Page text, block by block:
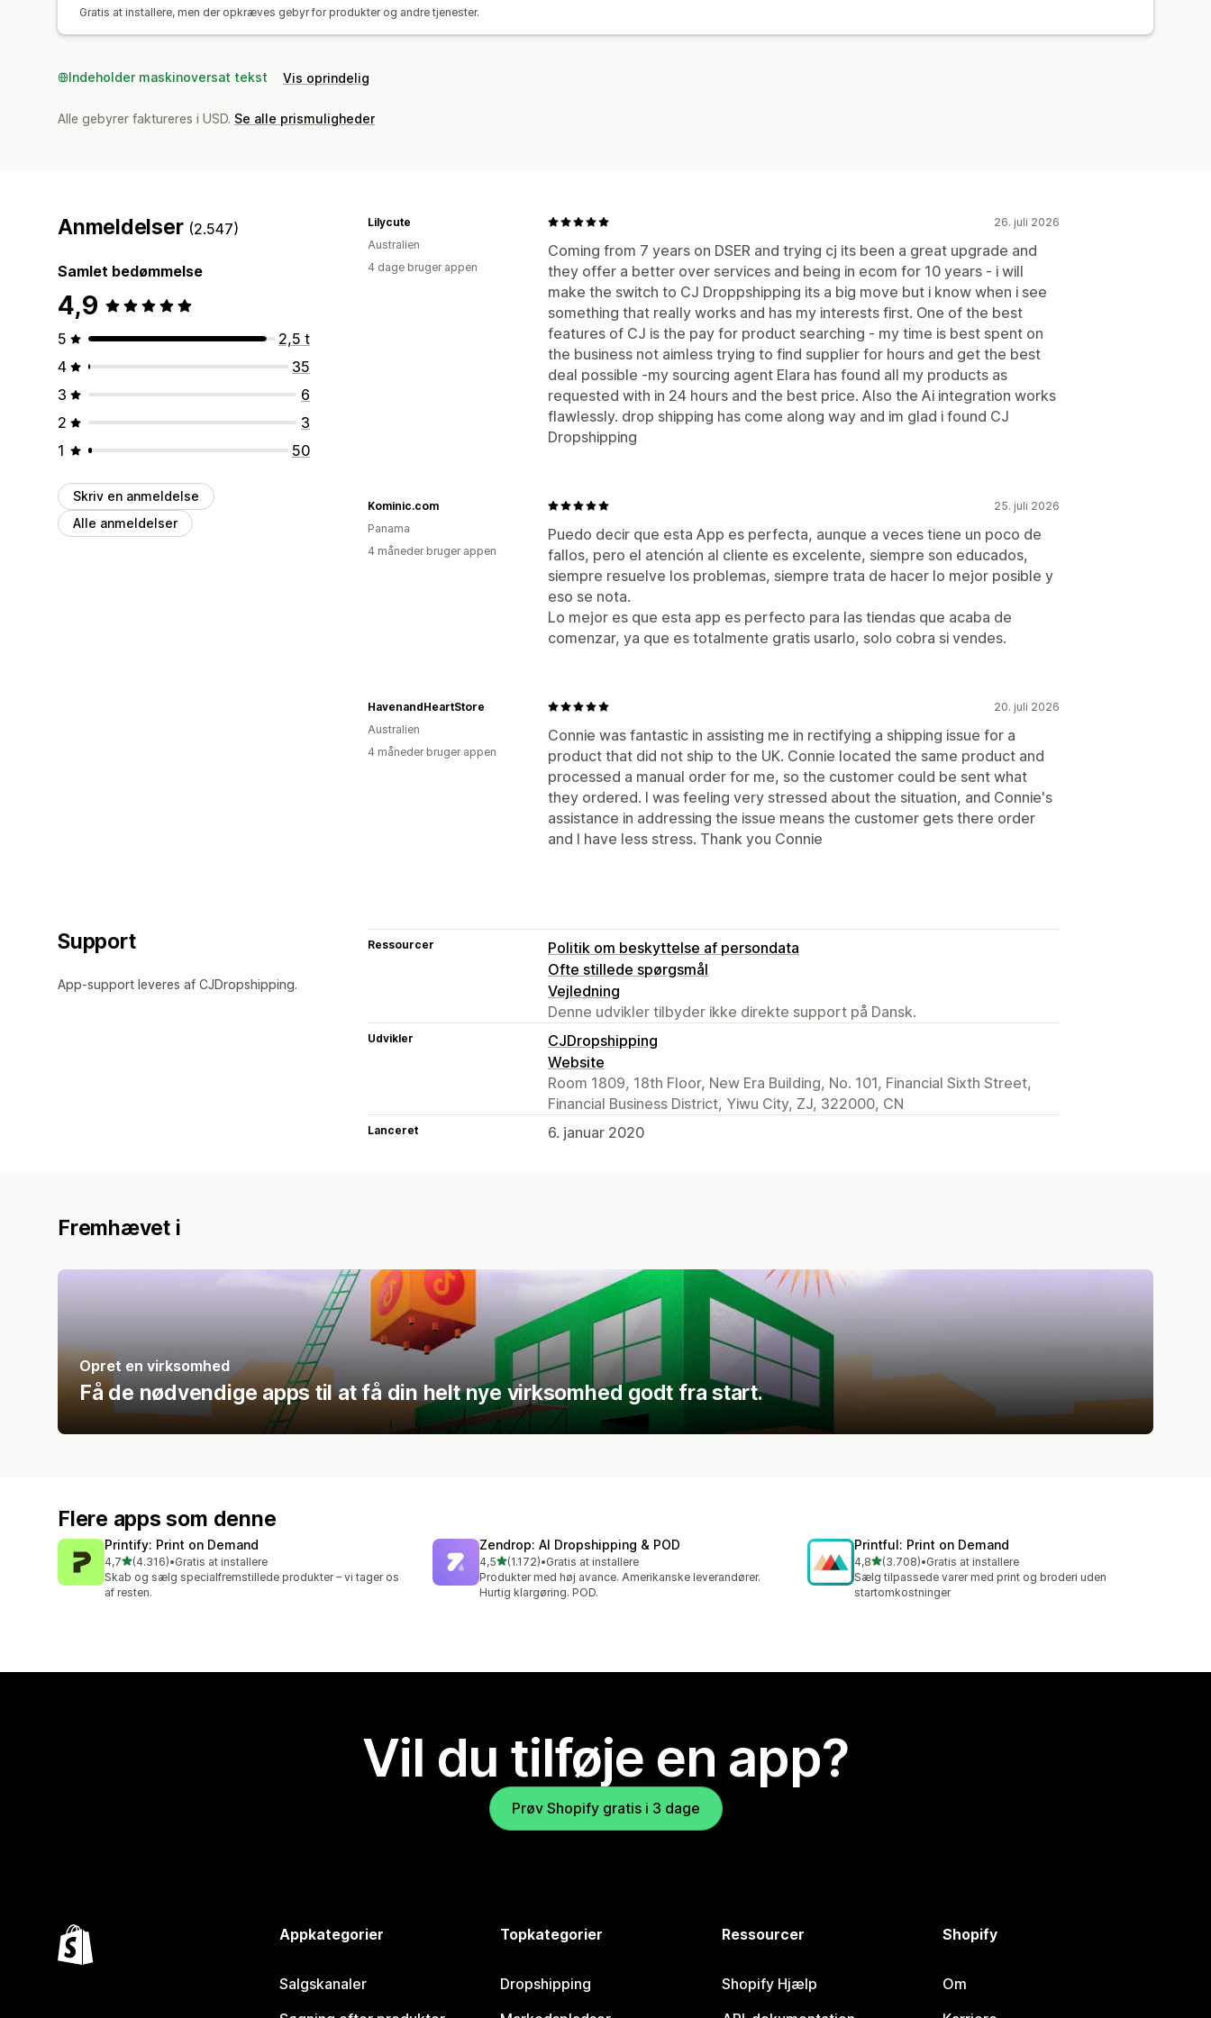
Gratis at installere, men der opkræves gebyr for produkter og andre tjenester.
Indeholder maskinoversat tekst Vis oprindelig
Alle gebyrer faktureres i USD. Se alle prismuligheder
Anmeldelser (2.547)
Samlet bedømmelse
4,9
5
2,5 t
4
35
3
6
2
3
1
50
Skriv en anmeldelse
Alle anmeldelser
26. juli 2026
Coming from 7 years on DSER and trying cj its been a great upgrade and
they offer a better over services and being in ecom for 10 years - i will
make the switch to CJ Droppshipping its a big move but i know when i see
something that really works and has my interests first. One of the best
features of CJ is the pay for product searching - my time is best spent on
the business not aimless trying to find supplier for hours and get the best
deal possible -my sourcing agent Elara has found all my products as
requested with in 24 hours and the best price. Also the Ai integration works
flawlessly. drop shipping has come along way and im glad i found CJ
Dropshipping
Lilycute
Australien
4 dage bruger appen
25. juli 2026
Puedo decir que esta App es perfecta, aunque a veces tiene un poco de
fallos, pero el atención al cliente es excelente, siempre son educados,
siempre resuelve los problemas, siempre trata de hacer lo mejor posible y
eso se nota.
Lo mejor es que esta app es perfecto para las tiendas que acaba de
comenzar, ya que es totalmente gratis usarlo, solo cobra si vendes.
Kominic.com
Panama
4 måneder bruger appen
20. juli 2026
Connie was fantastic in assisting me in rectifying a shipping issue for a
product that did not ship to the UK. Connie located the same product and
processed a manual order for me, so the customer could be sent what
they ordered. I was feeling very stressed about the situation, and Connie's
assistance in addressing the issue means the customer gets there order
and I have less stress. Thank you Connie
HavenandHeartStore
Australien
4 måneder bruger appen
Support
App-support leveres af CJDropshipping.
Ressourcer
Politik om beskyttelse af persondata
Ofte stillede spørgsmål
Vejledning
Denne udvikler tilbyder ikke direkte support på Dansk.
Udvikler
CJDropshipping
Website
Room 1809, 18th Floor, New Era Building, No. 101, Financial Sixth Street,
Financial Business District, Yiwu City, ZJ, 322000, CN
Lanceret 6. januar 2020
Fremhævet i
Opret en virksomhed
Få de nødvendige apps til at få din helt nye virksomhed godt fra start.
Flere apps som denne
Printify: Print on Demand
4,7ud af 5 stjerner
(4.316)
4316 anmeldelser i alt
•Gratis at installere
Skab og sælg specialfremstillede produkter – vi tager os
af resten.
Zendrop: AI Dropshipping & POD
4,5ud af 5 stjerner
(1.172)
1172 anmeldelser i alt
•Gratis at installere
Produkter med høj avance. Amerikanske leverandører.
Hurtig klargøring. POD.
Printful: Print on Demand
4,8ud af 5 stjerner
(3.708)
3708 anmeldelser i alt
•Gratis at installere
Sælg tilpassede varer med print og broderi uden
startomkostninger
Vil du tilføje en app?
Prøv Shopify gratis i 3 dage
Appkategorier
Salgskanaler
Topkategorier
Dropshipping
Ressourcer
Shopify Hjælp
Shopify
Om